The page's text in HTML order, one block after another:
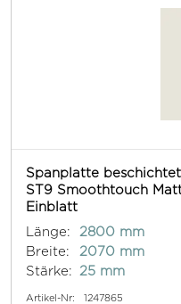
Spanplatte
ST9 Smoothtouch
Einblatt
Länge:
2800 mm
Breite:
2070 mm
Stärke:
25 mm
Artikel-Nr: 1247865